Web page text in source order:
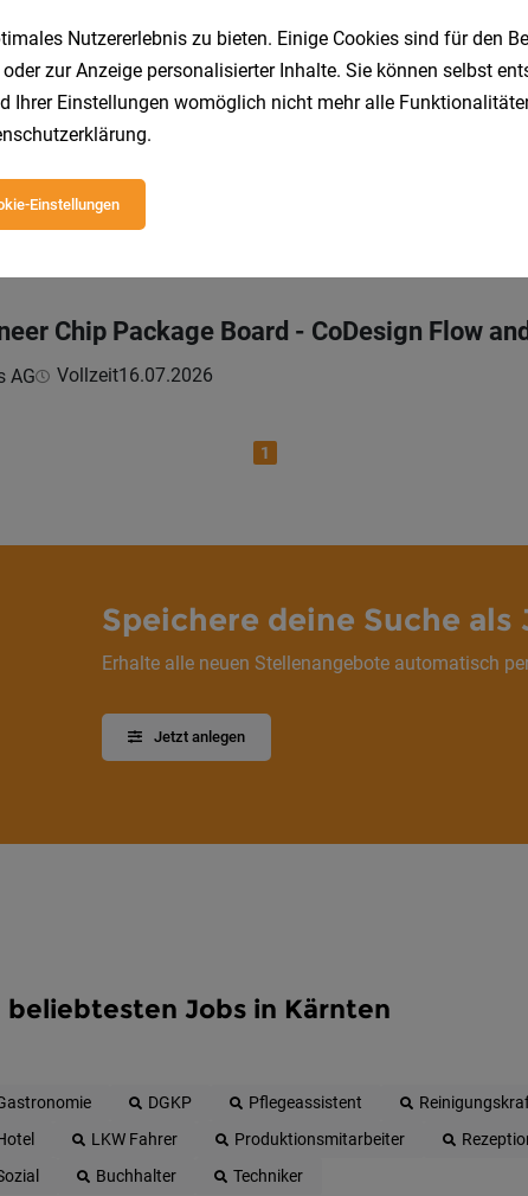
AG Vollzeit05.08.2026
Support (m/w/d)
Beschäftigung GmbH
Chip Package Board - CoDesign Flow
AG Vollzeit16.07.2026
1
Speichere deine Suche als
Erhalte alle neuen Stellenangebote automatisch
Jetzt anlegen
beliebtesten Jobs in Kärnten
DGKP Pflegeassistent
LKW Fahrer Produktionsmitarbeiter
Buchhalter Techniker
Nutzererlebnis zu bieten. Einige Cookies sind für den
zur Anzeige personalisierter Inhalte. Sie können selbst
Ihrer Einstellungen womöglich nicht mehr alle
.
Einstellungen